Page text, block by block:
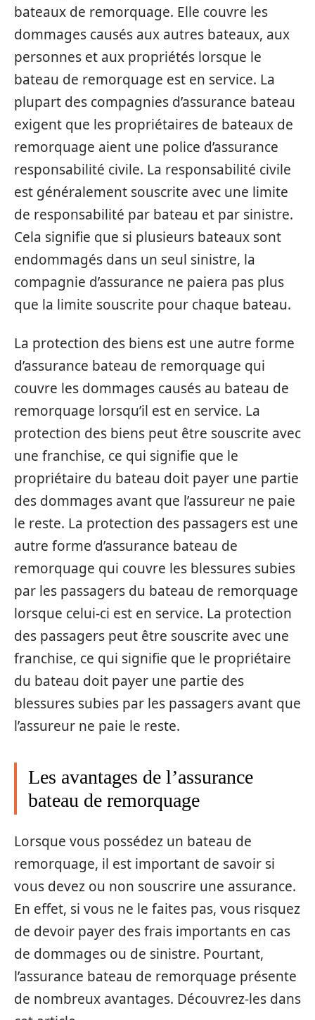
bateaux de remorquage. Elle couvre les
dommages causés aux autres bateaux, aux
personnes et aux propriétés lorsque le
bateau de remorquage est en service. La
plupart des compagnies d’assurance bateau
exigent que les propriétaires de bateaux de
remorquage aient une police d’assurance
responsabilité civile. La responsabilité civile
est généralement souscrite avec une limite
de responsabilité par bateau et par sinistre.
Cela signifie que si plusieurs bateaux sont
endommagés dans un seul sinistre, la
compagnie d’assurance ne paiera pas plus
que la limite souscrite pour chaque bateau.
La protection des biens est une autre forme
d’assurance bateau de remorquage qui
couvre les dommages causés au bateau de
remorquage lorsqu’il est en service. La
protection des biens peut être souscrite avec
une franchise, ce qui signifie que le
propriétaire du bateau doit payer une partie
des dommages avant que l’assureur ne paie
le reste. La protection des passagers est une
autre forme d’assurance bateau de
remorquage qui couvre les blessures subies
par les passagers du bateau de remorquage
lorsque celui-ci est en service. La protection
des passagers peut être souscrite avec une
franchise, ce qui signifie que le propriétaire
du bateau doit payer une partie des
blessures subies par les passagers avant que
l’assureur ne paie le reste.
Les avantages de l’assurance
bateau de remorquage
Lorsque vous possédez un bateau de
remorquage, il est important de savoir si
vous devez ou non souscrire une assurance.
En effet, si vous ne le faites pas, vous risquez
de devoir payer des frais importants en cas
de dommages ou de sinistre. Pourtant,
l’assurance bateau de remorquage présente
de nombreux avantages. Découvrez-les dans